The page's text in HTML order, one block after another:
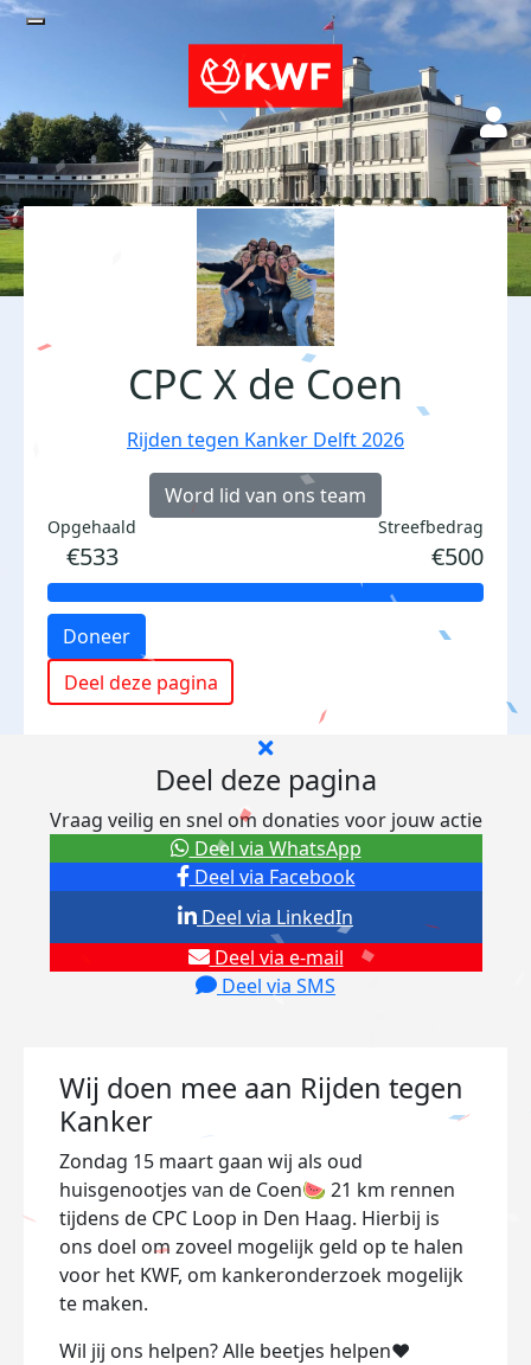
CPC X de Coen
Rijden tegen Kanker Delft 2026
Word lid van ons team
Opgehaald
€533
Streefbedrag
€500
Doneer
Deel deze pagina
Deel deze pagina
Vraag veilig en snel om donaties voor jouw actie
Deel via Facebook
Deel via e-mail
Deel via SMS
Deel via LinkedIn
Deel via WhatsApp
Wij doen mee aan Rijden tegen
Kanker
Zondag 15 maart gaan wij als oud
huisgenootjes van de Coen🍉 21 km rennen
tijdens de CPC Loop in Den Haag. Hierbij is
ons doel om zoveel mogelijk geld op te halen
voor het KWF, om kankeronderzoek mogelijk
te maken.
Wil jij ons helpen? Alle beetjes helpen❤️